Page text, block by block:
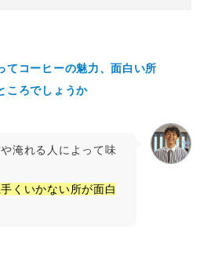
てコーヒーの魅力、面白い所
ころでしょうか
淹れる人によって味
くいかない所が面白